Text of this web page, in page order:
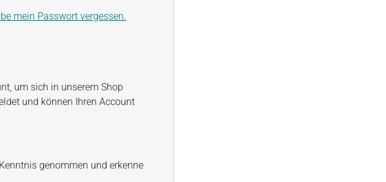
mein Passwort vergessen.
um sich in unserem Shop
und können Ihren Account
genommen und erkenne